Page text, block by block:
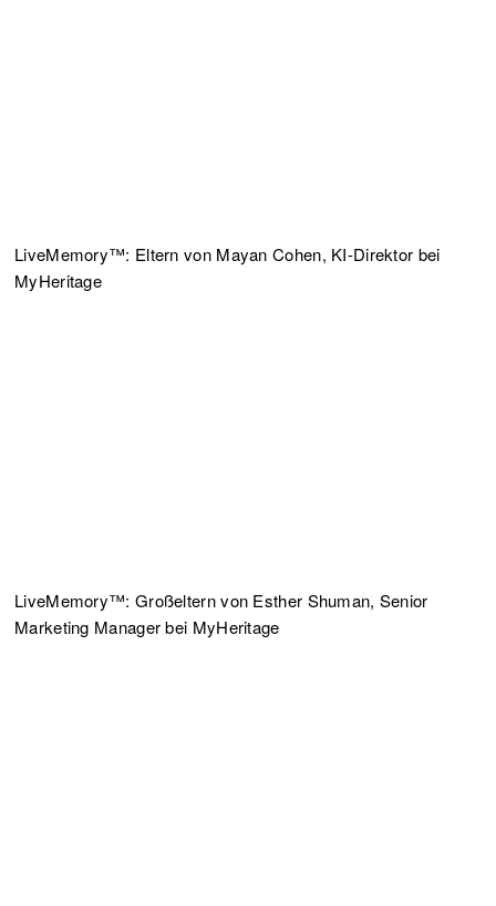
LiveMemory™: Eltern von Mayan Cohen, KI-Direktor bei
MyHeritage
LiveMemory™: Großeltern von Esther Shuman, Senior
Marketing Manager bei MyHeritage